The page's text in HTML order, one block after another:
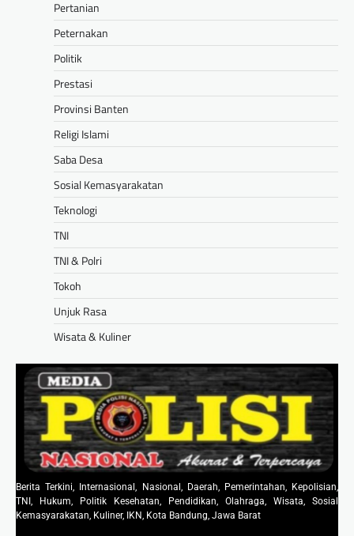
Pertanian
Peternakan
Politik
Prestasi
Provinsi Banten
Religi Islami
Saba Desa
Sosial Kemasyarakatan
Teknologi
TNI
TNI & Polri
Tokoh
Unjuk Rasa
Wisata & Kuliner
Berita Terkini, Internasional, Nasional, Daerah, Pemerintahan, Kepolisian,
TNI, Hukum, Politik Kesehatan, Pendidikan, Olahraga, Wisata, Sosial
Kemasyarakatan, Kuliner, IKN, Kota Bandung, Jawa Barat